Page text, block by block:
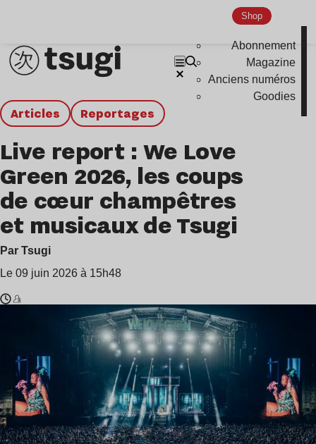
Shop
Abonnement
Magazine
Anciens numéros
Goodies
Articles Reportages
Live report : We Love
Green 2026, les coups
de cœur champêtres
et musicaux de Tsugi
Par Tsugi
Le 09 juin 2026 à 15h48
min